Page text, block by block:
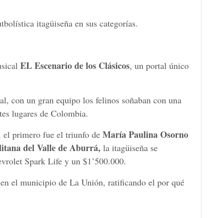
itagüiseña en sus categorías.
EL Escenario de los Clásicos, un portal único
con un gran equipo los felinos soñaban con una
lugares de Colombia.
el primero fue el triunfo de María Paulina Osorno
del Valle de Aburrá, la itagüiseña se
Spark Life y un $1’500.000.
en el municipio de La Unión, ratificando el por qué